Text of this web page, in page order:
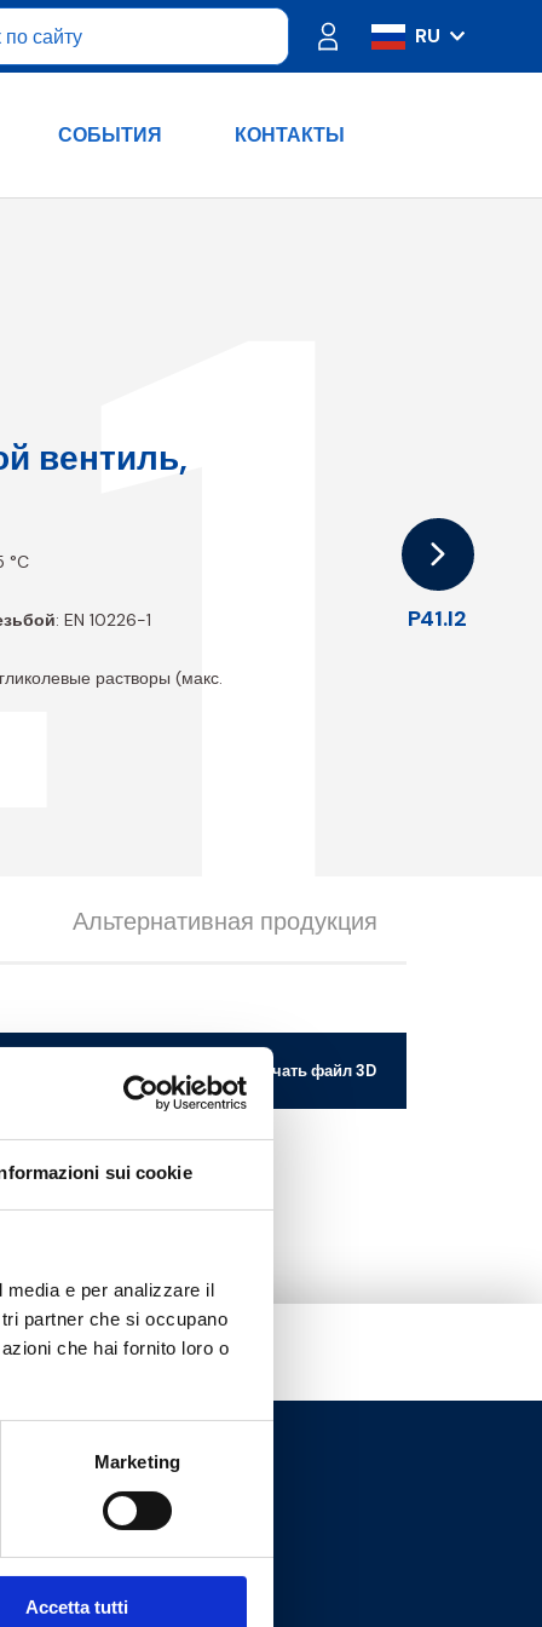
sui cookie
e per analizzare il
partner che si occupano
che hai fornito loro o
Marketing
Accetta tutti
RU
IT
PT
СОБЫТИЯ КОНТАКТЫ
P41.I2
вентиль,
°C
: EN 10226-1
растворы (макс.
Альтернативная продукция
Скачать файл 3D
48